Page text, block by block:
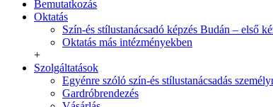
Bemutatkozás
Oktatás
Szín-és stílustanácsadó képzés Budán – első
Oktatás más intézményekben
+
Szolgáltatások
Egyénre szóló szín-és stílustanácsadás
Gardróbrendezés